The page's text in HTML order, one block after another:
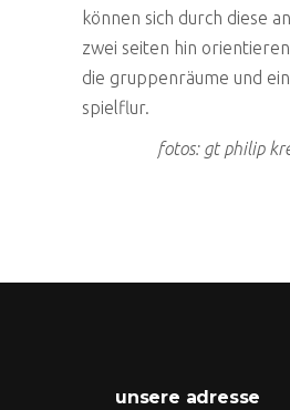
können sich durch diese
zwei seiten hin
die gruppenräume und
spielflur.
fotos: gt philip
unsere adresse